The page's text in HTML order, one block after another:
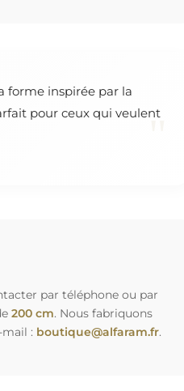
forme inspirée par la
pour ceux qui veulent
par téléphone ou par
200 cm. Nous fabriquons
: boutique@alfaram.fr.